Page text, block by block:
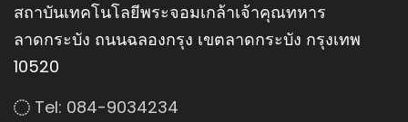
สถาบันเทคโนโลยีพระจอมเกล้าเจ้าคุณทหาร
ลาดกระบัง ถนนฉลองกรุง เขตลาดกระบัง กรุงเทพ
10520
Tel: 084-9034234